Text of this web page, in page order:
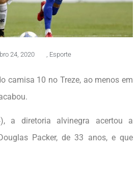
24, 2020 , Esporte
camisa 10 no Treze, ao menos em
a diretoria alvinegra acertou a
Packer, de 33 anos, e que